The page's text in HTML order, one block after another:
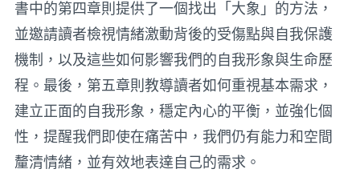
書中的第四章則提供了一個找出「大象」的方法，
並邀請讀者檢視情緒激動背後的受傷點與自我保護
機制，以及這些如何影響我們的自我形象與生命歷
程。最後，第五章則教導讀者如何重視基本需求，
建立正面的自我形象，穩定內心的平衡，並強化個
性，提醒我們即使在痛苦中，我們仍有能力和空間
釐清情緒，並有效地表達自己的需求。